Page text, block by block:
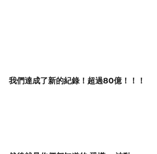
我們達成了新的紀錄！超過80億！！！